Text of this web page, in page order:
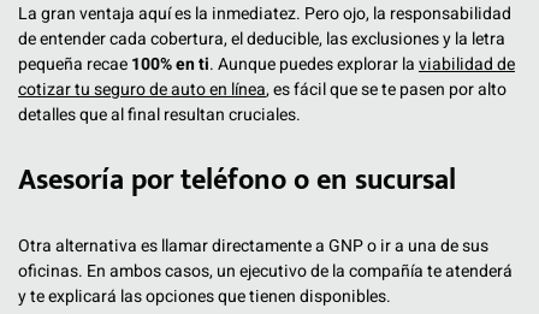
La gran ventaja aquí es la inmediatez. Pero ojo, la responsabilidad
de entender cada cobertura, el deducible, las exclusiones y la letra
pequeña recae100% en ti. Aunque puedes explorar laviabilidad de
cotizar tu seguro de auto en línea, es fácil que se te pasen por alto
detalles que al final resultan cruciales.
Asesoría por teléfono o en sucursal
Otra alternativa es llamar directamente a GNP o ir a una de sus
oficinas. En ambos casos, un ejecutivo de la compañía te atenderá
y te explicará las opciones que tienen disponibles.